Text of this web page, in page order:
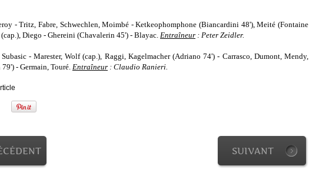
- Tritz, Fabre, Schwechlen, Moimbé - Ketkeophomphone (Biancardini 48'), Meité (Fontaine
Diego - Ghereini (Chavalerin 45') - Blayac. Entraîneur : Peter Zeidler.
Subasic - Marester, Wolf (cap.), Raggi, Kagelmacher (Adriano 74') - Carrasco, Dumont, Mendy,
- Germain, Touré. Entraîneur : Claudio Ranieri.
SUIVANT